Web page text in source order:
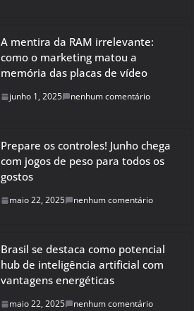
A mentira da RAM irrelevante:
como o marketing matou a
memória das placas de vídeo
junho 1, 2025 nenhum comentário
Prepare os controles! Junho chega
com jogos de peso para todos os
gostos
maio 22, 2025 nenhum comentário
Brasil se destaca como potencial
hub de inteligência artificial com
vantagens energéticas
maio 22, 2025 nenhum comentário